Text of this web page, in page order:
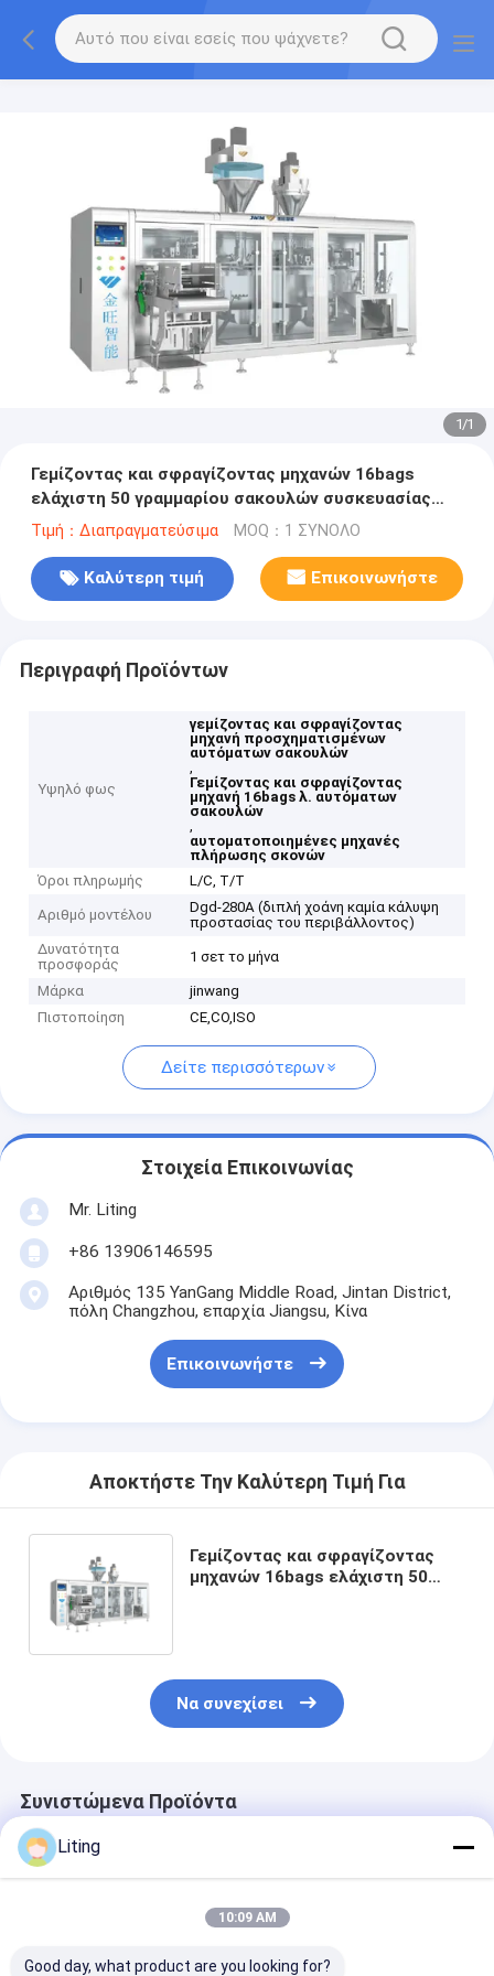
1/1
Γεμίζοντας και σφραγίζοντας μηχανών 16bags
ελάχιστη 50 γραμμαρίου σακουλών συσκευασίας
μηχανή προσχηματισμένων αυτόματων σακουλών
Τιμή：Διαπραγματεύσιμα MOQ：1 ΣΥΝΟΛΟ
Καλύτερη τιμή Επικοινωνήστε
Περιγραφή Προϊόντων
Υψηλό φως
γεμίζοντας και σφραγίζοντας
μηχανή προσχηματισμένων
αυτόματων σακουλών
,
Γεμίζοντας και σφραγίζοντας
μηχανή 16bags λ. αυτόματων
σακουλών
,
αυτοματοποιημένες μηχανές
πλήρωσης σκονών
Όροι πληρωμής
L/C, T/T
Αριθμό μοντέλου
Dgd-280A (διπλή χοάνη καμία κάλυψη
προστασίας του περιβάλλοντος)
Δυνατότητα
προσφοράς
1 σετ το μήνα
Μάρκα
jinwang
Πιστοποίηση
CE,CO,ISO
Δείτε περισσότερων
Στοιχεία Επικοινωνίας
Mr. Liting
+86 13906146595
Αριθμός 135 YanGang Middle Road, Jintan District,
πόλη Changzhou, επαρχία Jiangsu, Κίνα
Επικοινωνήστε
Αποκτήστε Την Καλύτερη Τιμή Για
Γεμίζοντας και σφραγίζοντας
μηχανών 16bags ελάχιστη 50
Να συνεχίσει
Συνιστώμενα Προϊόντα
Liting
10:09 AM
Good day, what product are you looking for?